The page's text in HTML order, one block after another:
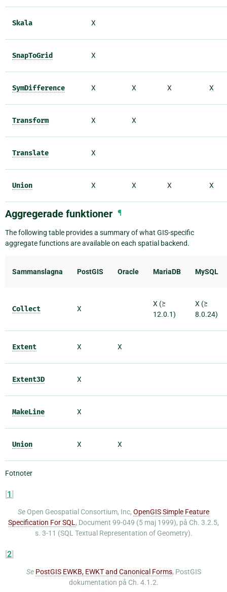
Skala X
SnapToGrid X
SymDifference X X X X
Transform X X
Translate X
Union X X X X
Aggregerade funktioner ¶
The following table provides a summary of what GIS-specific
aggregate functions are available on each spatial backend.
Sammanslagna PostGIS Oracle MariaDB MySQL
Collect X
X (≥
12.0.1)
X (≥
8.0.24)
Extent X X
Extent3D X
MakeLine X
Union X X
Fotnoter
[1]
Se Open Geospatial Consortium, Inc, OpenGIS Simple Feature
Specification For SQL , Document 99-049 (5 maj 1999), på Ch. 3.2.5,
s. 3-11 (SQL Textual Representation of Geometry).
[2]
Se PostGIS EWKB, EWKT and Canonical Forms, PostGIS
dokumentation på Ch. 4.1.2.